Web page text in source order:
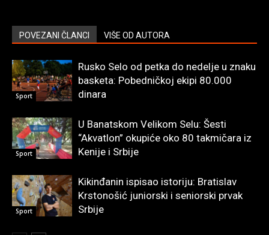
POVEZANI ČLANCI VIŠE OD AUTORA
Sport
Rusko Selo od petka do nedelje u znaku
basketa: Pobedničkoj ekipi 80.000
dinara
Sport
U Banatskom Velikom Selu: Šesti
“Akvatlon” okupiće oko 80 takmičara iz
Kenije i Srbije
Sport
Kikinđanin ispisao istoriju: Bratislav
Krstonošić juniorski i seniorski prvak
Srbije